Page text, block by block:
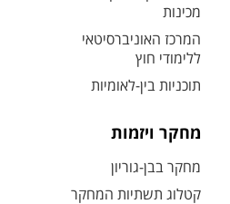
מכינות
המרכז האוניברסיטאי
ללימודי חוץ
תוכניות בין-לאומיות
מחקר ויזמות
מחקר בבן-גוריון
קטלוג תשתיות המחקר